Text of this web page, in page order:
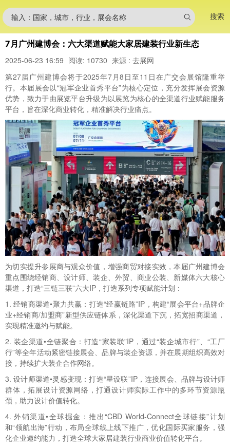
输入：国家，城市，行业，展会名称 搜索
7月广州建博会：六大渠道赋能大家居建装行业新生态
2025-06-23 16:59 阅读: 10730 来源 : 去展网
第27届广州建博会将于2025年7月8日至11日在广交会展馆隆重举
行。本届展会以“冠军企业首秀平台”为核心定位，充分发挥展会资源
优势，致力于由展览平台升级为以展览为核心的全渠道行业赋能服务
平台，旨在深化商业转化，精准解决行业痛点。
为切实提升参展商与观众价值，增强商贸对接实效，本届广州建博会
重点围绕经销商、设计师、装企、外贸、商业公装、新媒体六大核心
渠道，打造“三链三联”六大IP，打造系列专项赋能计划：
1. 经销商渠道•聚力共赢：打造“经赢链路”IP，构建“展会平台+品牌企
业+经销商/加盟商”新型供应链体系，深化渠道下沉，拓宽招商渠道，
实现精准邀约与赋能。
2. 装企渠道•全链聚合：打造“家装联”IP，通过“装企城市行”、“工厂
行”等全年活动紧密链接展会、品牌与装企资源，并在展期组织高效对
接，持续扩大装企合作网络。
3. 设计师渠道•灵感变现：打造“星设联”IP，连接展会、品牌与设计师
群体，拓展设计资源网络，打通设计师实际工作中的多环节资源瓶
颈，助力设计价值转化。
4. 外销渠道•全球掘金：推出“CBD World-Connect全球链接”计划
和“领航出海”行动，布局全球线上线下推广，优化国际买家服务，强
化企业邀约能力，打造全球大家居建装行业商业价值转化平台。